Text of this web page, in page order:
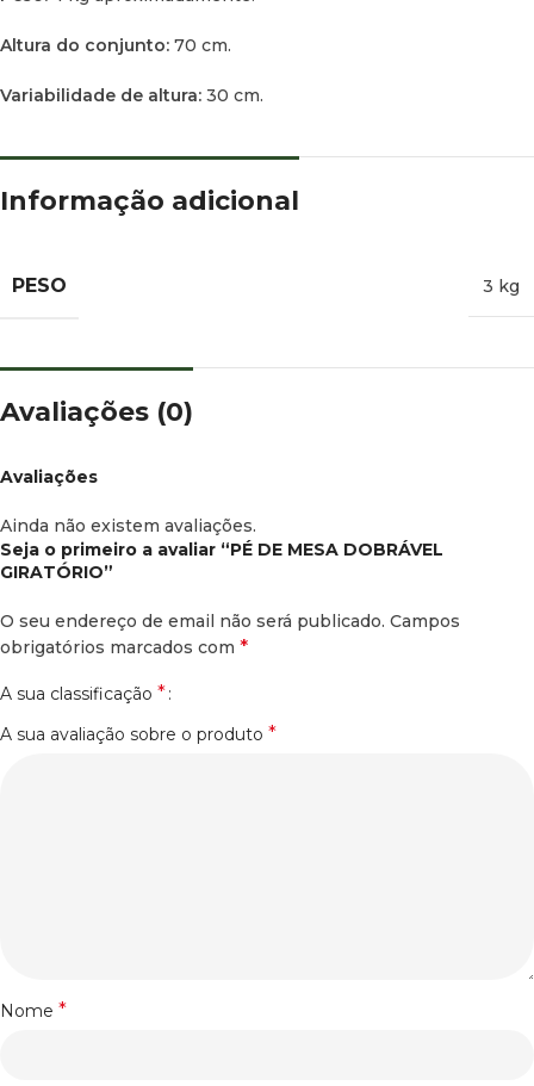
Altura do conjunto: 70 cm.
Variabilidade de altura: 30 cm.
Informação adicional
PESO 3 kg
Avaliações (0)
Avaliações
Ainda não existem avaliações.
Seja o primeiro a avaliar “PÉ DE MESA DOBRÁVEL
GIRATÓRIO”
O seu endereço de email não será publicado. Campos
obrigatórios marcados com *
A sua classificação *
A sua avaliação sobre o produto *
Nome *